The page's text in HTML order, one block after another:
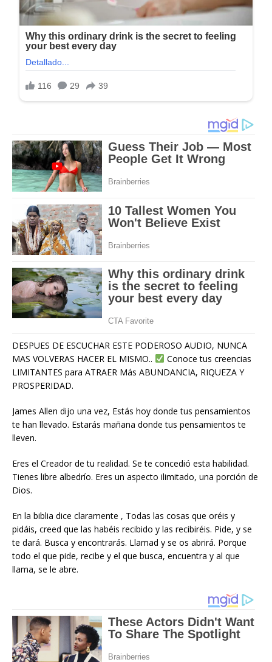
DESPUES DE ESCUCHAR ESTE PODEROSO AUDIO, NUNCA
MAS VOLVERAS HACER EL MISMO..
Conoce tus creencias
LIMITANTES para ATRAER Más ABUNDANCIA, RIQUEZA Y
PROSPERIDAD.
James Allen dijo una vez, Estás hoy donde tus pensamientos
te han llevado. Estarás mañana donde tus pensamientos te
lleven.
Eres el Creador de tu realidad. Se te concedió esta habilidad.
Tienes libre albedrío. Eres un aspecto ilimitado, una porción de
Dios.
En la biblia dice claramente , Todas las cosas que oréis y
pidáis, creed que las habéis recibido y las recibiréis. Pide, y se
te dará. Busca y encontrarás. Llamad y se os abrirá. Porque
todo el que pide, recibe y el que busca, encuentra y al que
llama, se le abre.